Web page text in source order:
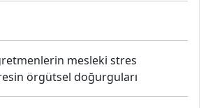
mesleki stres
örgütsel doğurguları